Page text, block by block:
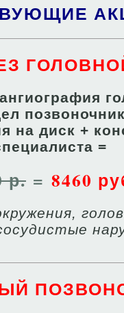
на диск +
=
р. = 8460